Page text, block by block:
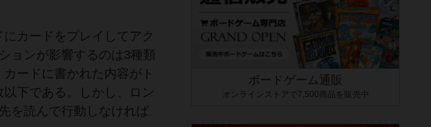
カードをプレイしてアク
ョンが影響するのは3種類
ードに書かれた内容がト
下である。しかし、ロン
を読んで行動しなければ
ボードゲーム通販
オンラインストアで7,500商品を販売中